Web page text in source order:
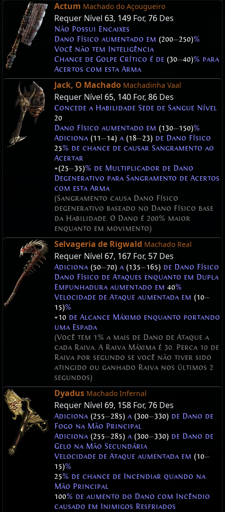
Actum Machado do Açougueiro
Requer Nível 63, 149 For, 76 Des
Não Possui Encaixes
Dano Físico aumentado em (200—250)%
Você não tem Inteligência
Chance de Golpe Crítico é de (30—40)% para
Acertos com esta Arma
Jack, O Machado Machadinha Vaal
Requer Nível 65, 140 For, 86 Des
Concede a Habilidade Sede de Sangue Nível
20
Dano Físico aumentado em (130—150)%
Adiciona (11—14) a (18—23) de Dano Físico
25% de chance de causar Sangramento ao
Acertar
+(25—35)% de Multiplicador de Dano
Degenerativo para Sangramento de Acertos
com esta Arma
(Sangramento causa Dano Físico
degenerativo baseado no Dano Físico base
da Habilidade. O Dano é 200% maior
enquanto em movimento)
Selvageria de Rigwald Machado Real
Requer Nível 67, 167 For, 57 Des
Adiciona (50—70) a (135—165) de Dano Físico
Dano Físico de Ataques enquanto em Dupla
Empunhadura aumentado em 40%
Velocidade de Ataque aumentada em (10—
15)%
+10 de Alcance Máximo enquanto portando
uma Espada
(Você tem 1% a mais de Dano de Ataque a
cada Raiva. A Raiva Máxima é 30. Perca 10 de
Raiva por segundo se você não tiver sido
atingido ou ganhado Raiva nos últimos 2
segundos)
Dyadus Machado Infernal
Requer Nível 69, 158 For, 76 Des
Adiciona (255—285) a (300—330) de Dano de
Fogo na Mão Principal
Adiciona (255—285) a (300—330) de Dano de
Gelo na Mão Secundária
Velocidade de Ataque aumentada em (10—
15)%
25% de chance de Incendiar quando na
Mão Principal
100% de aumento do Dano com Incêndio
causado em Inimigos Resfriados